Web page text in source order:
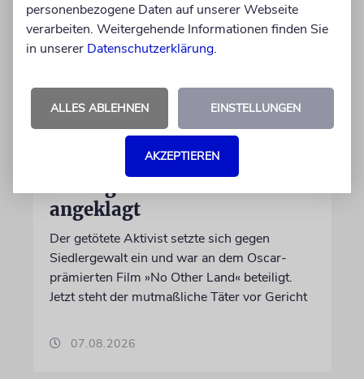
Israelischer Siedler wegen
angeklagt
Der getötete Aktivist setzte sich gegen
Siedlergewalt ein und war an dem Oscar-
prämierten Film »No Other Land« beteiligt.
Jetzt steht der mutmaßliche Täter vor Gericht
07.08.2026
personenbezogene Daten auf unserer Webseite
verarbeiten. Weitergehende Informationen finden Sie
in unserer Datenschutzerklärung.
ALLES ABLEHNEN EINSTELLUNGEN
AKZEPTIEREN